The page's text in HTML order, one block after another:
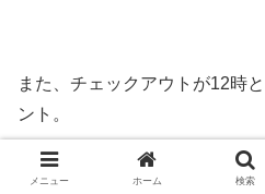
また、チェックアウトが12時
ント。
朝食後もゆっくり温泉に浸か
メニュー ホーム 検索